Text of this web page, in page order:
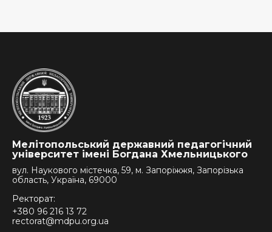
Мелітопольський державний педагогічний
університет імені Богдана Хмельницького
вул. Наукового містечка, 59, м. Запоріжжя, Запорізька
область, Україна, 69000
Ректорат:
+380 96 216 13 72
rectorat@mdpu.org.ua